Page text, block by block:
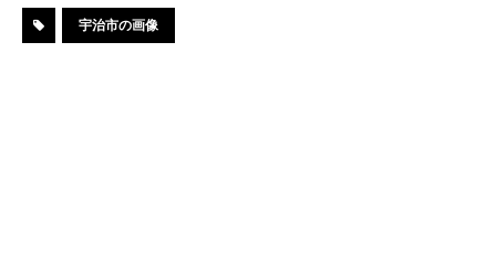
宇治市の画像